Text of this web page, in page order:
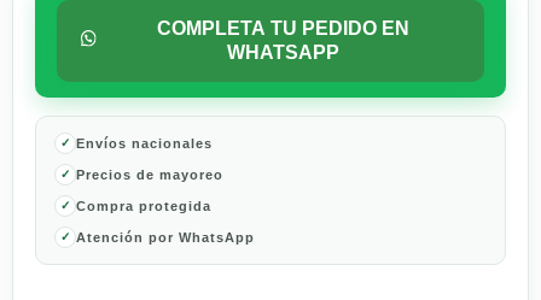
COMPLETA TU PEDIDO EN
WHATSAPP
Envíos nacionales
Precios de mayoreo
Compra protegida
Atención por WhatsApp